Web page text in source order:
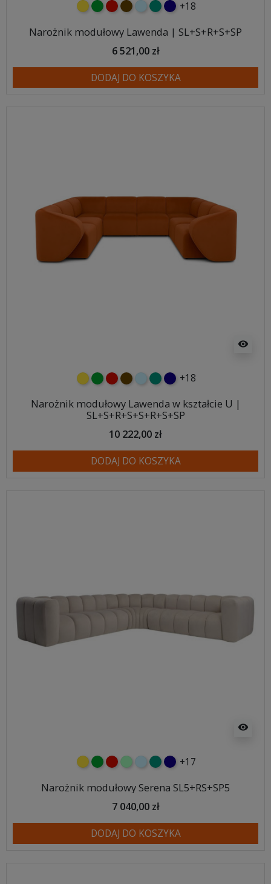
żółtyzielonyczerwony
czekoladowy
błękitnyturkusowy
granatowy
+18
Narożnik modułowy Lawenda | SL+S+R+S+SP
6 521,00 zł
DODAJ DO KOSZYKA
visibility
żółtyzielonyczerwony
czekoladowy
błękitnyturkusowy
granatowy
+18
Narożnik modułowy Lawenda w kształcie U |
SL+S+R+S+S+R+S+SP
10 222,00 zł
DODAJ DO KOSZYKA
visibility
żółtyzielonyczerwony
miętowybłękitnyturkusowy
granatowy
+17
Narożnik modułowy Serena SL5+RS+SP5
7 040,00 zł
DODAJ DO KOSZYKA